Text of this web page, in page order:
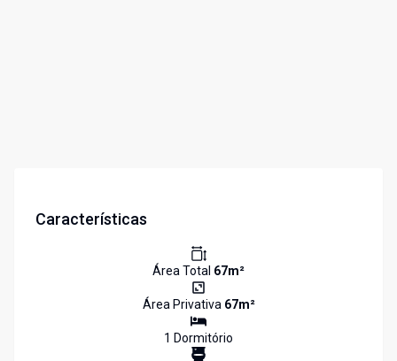
Características
Área Total 67m²
Área Privativa 67m²
1 Dormitório